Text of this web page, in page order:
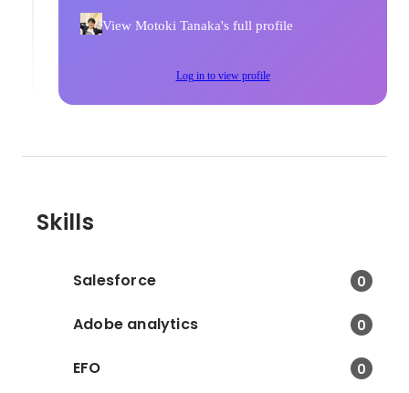
View Motoki Tanaka's full profile
Log in to view profile
Skills
Salesforce 0
Adobe analytics 0
EFO 0